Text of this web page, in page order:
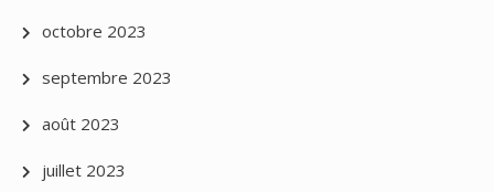
octobre 2023
septembre 2023
août 2023
juillet 2023